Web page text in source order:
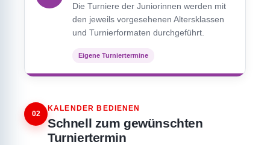
Die Turniere der Juniorinnen werden mit
den jeweils vorgesehenen Altersklassen
und Turnierformaten durchgeführt.
Eigene Turniertermine
02
KALENDER BEDIENEN
Schnell zum gewünschten
Turniertermin